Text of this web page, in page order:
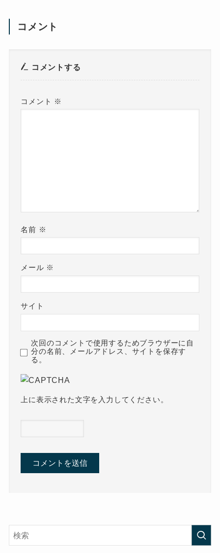
コメント
コメントする
コメント ※
名前 ※
メール ※
サイト
次回のコメントで使用するためブラウザーに自
分の名前、メールアドレス、サイトを保存す
る。
上に表示された文字を入力してください。